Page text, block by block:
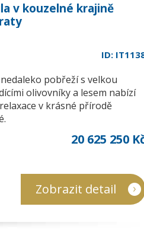
v kouzelné krajině
ID:
pobřeží s velkou
olivovníky a lesem nabízí
v krásné přírodě
20 625 250
Zobrazit detail